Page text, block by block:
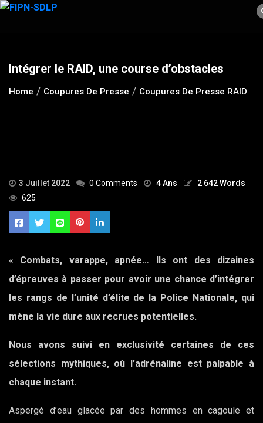
Skip
content
Intégrer le RAID, une course d’obstacles
Home Coupures De Presse Coupures De Presse RAID
3 Juillet 2022 0 Comments 4 Ans
2 642 Words
625
« Combats, varappe, apnée… Ils ont des dizaines
d’épreuves à passer pour avoir une chance d’intégrer
les rangs de l’unité d’élite de la Police Nationale, qui
mène la vie dure aux recrues potentielles.
Nous avons suivi en exclusivité certaines de ces
sélections mythiques, où l’adrénaline est palpable à
chaque instant.
Aspergé d’eau glacée par des hommes en cagoule et